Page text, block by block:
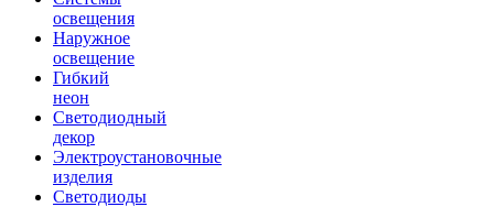
освещения
Наружное
освещение
Гибкий
неон
Светодиодный
декор
Электроустановочные
изделия
Светодиоды